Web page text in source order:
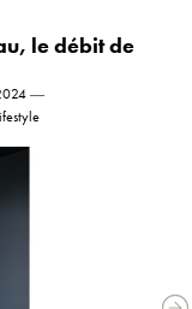
le débit de
―